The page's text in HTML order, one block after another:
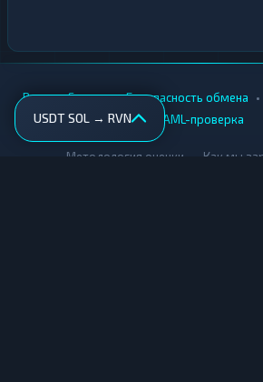
USDT SOL → RVN
Вики • Города • Безопасность обмена •
AML-проверка
Методология оценки Как мы